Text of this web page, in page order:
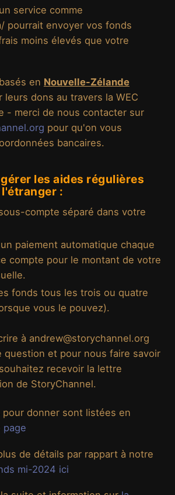
service comme
pourrait envoyer vos fonds
moins élevés que votre
en Nouvelle-Zélande
leurs dons au travers la WEC
- merci de nous contacter sur
pour qu'on vous
bancaires.
les aides régulières
:
compte séparé dans votre
paiement automatique chaque
compte pour le montant de votre
fonds tous les trois ou quatre
vous le pouvez).
à andrew@storychannel.org
question et pour nous faire savoir
recevoir la lettre
de StoryChannel.
donner sont listées en
page
de détails par rappart à notre
mi-2024 ici